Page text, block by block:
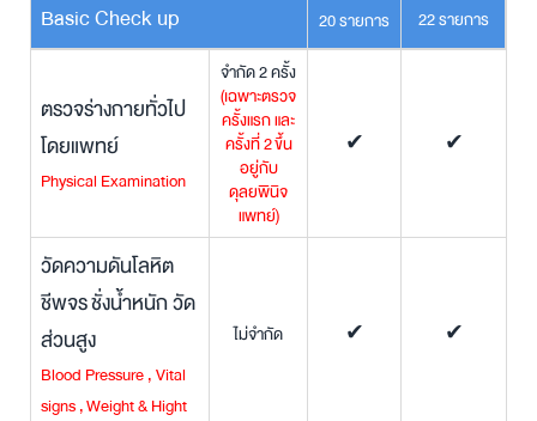
Basic Check up
20 รายการ 22 รายการ
ตรวจร่างกายทั่วไป
โดยแพทย์
Physical Examination
จำกัด 2 ครั้ง
(เฉพาะตรวจ
ครั้งแรก และ
ครั้งที่ 2ขึ้น
อยู่กับ
ดุลยพินิจ
แพทย์)
✔ ✔
วัดความดันโลหิต
ชีพจร ชั่งน้ำหนัก วัด
ส่วนสูง
Blood Pressure , Vital
signs , Weight & Hight
ไม่จำกัด ✔ ✔